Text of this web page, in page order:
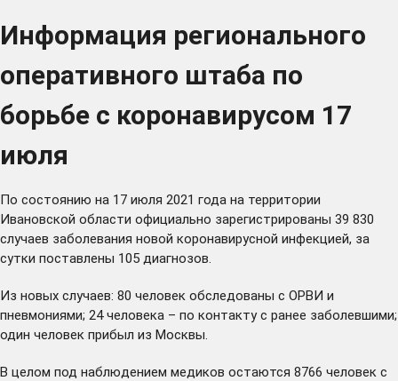
Информация регионального
оперативного штаба по
борьбе с коронавирусом 17
июля
По состоянию на 17 июля 2021 года на территории
Ивановской области официально зарегистрированы 39 830
случаев заболевания новой коронавирусной инфекцией, за
сутки поставлены 105 диагнозов.
Из новых случаев: 80 человек обследованы с ОРВИ и
пневмониями; 24 человека – по контакту с ранее заболевшими;
один человек прибыл из Москвы.
В целом под наблюдением медиков остаются 8766 человек с